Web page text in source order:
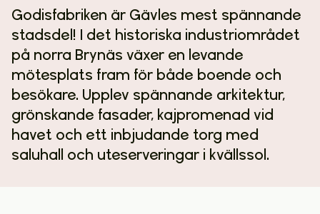
Godisfabriken är Gävles mest spännande
stadsdel! I det historiska industriområdet
på norra Brynäs växer en levande
mötesplats fram för både boende och
besökare. Upplev spännande arkitektur,
grönskande fasader, kajpromenad vid
havet och ett inbjudande torg med
saluhall och uteserveringar i kvällssol.